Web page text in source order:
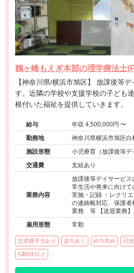
鶴ヶ峰もえぎ本部の理学療法士
【神奈川県/横浜市旭区】 放課後等デイサービスでのお仕事で
す。近隣の学校や支援学校の子ども
根付いた福祉を提供していきます。
給与
年収 4,500,000円 〜
勤務地
神奈川県横浜市旭区白
施設形態
小児療育（放課後等デ
交通費
支給あり
業務内容
放課後等デイサービス
常生活や将来に向けて
実施・記録 ・レクリ
の連絡帳対応、保護
業務 等 【送迎業務】
雇用形態
常勤
交通費手当あり 賞与あり 給与高め 日
4週8休以上